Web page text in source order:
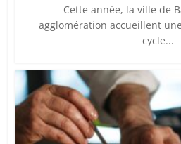
Cette année, la ville de
agglomération accueillent
cycle...